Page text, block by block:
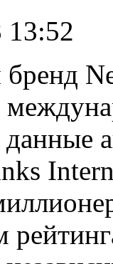
13:52
данные